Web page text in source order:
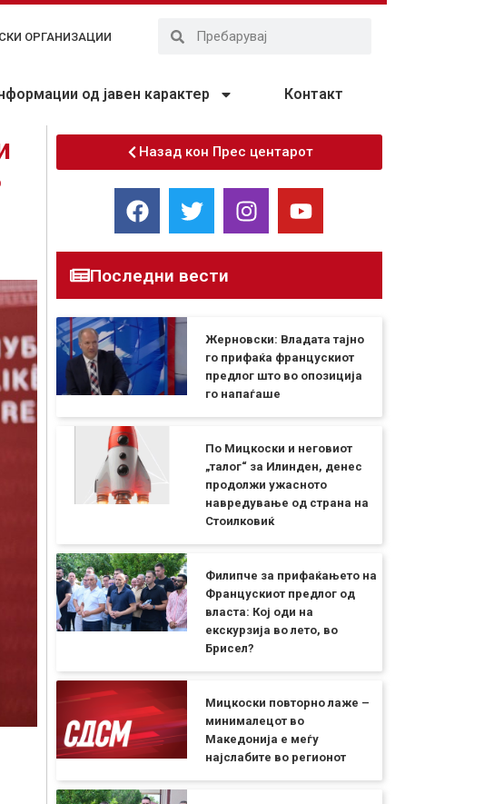
ОРГАНИЗАЦИИ
од јавен карактер Контакт
Назад кон Прес центарот
Последни вести
Жерновски: Владата тајно
го прифаќа францускиот
предлог што во опозиција
го напаѓаше
По Мицкоски и неговиот
„талог“ за Илинден, денес
продолжи ужасното
навредување од страна на
Стоилковиќ
Филипче за прифаќањето на
Францускиот предлог од
власта: Кој оди на
екскурзија во лето, во
Брисел?
Мицкоски повторно лаже –
минималецот во
Македонија е меѓу
најслабите во регионот